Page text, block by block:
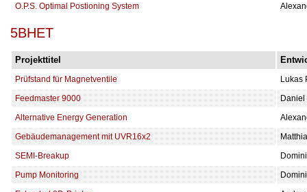
O.P.S. Optimal Postioning System
5BHET
Projekttitel
Prüfstand für Magnetventile
Lukas
Feedmaster 9000
Daniel
Alternative Energy Generation
Gebäudemanagement mit UVR16x2
SEMI-Breakup
Pump Monitoring